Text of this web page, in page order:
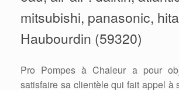
mitsubishi, panasonic,
Haubourdin (59320)
Pro Pompes à Chaleur a pour
satisfaire sa clientèle qui fait appel à